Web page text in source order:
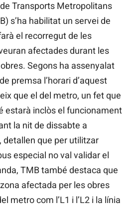
Transports Metropolitans
s’ha habilitat un servei de
el recorregut de les
afectades durant les
Segons ha assenyalat
premsa l’horari d’aquest
que el del metro, un fet que
estarà inclòs el funcionament
la nit de dissabte a
detallen que per utilitzar
especial no val validar el
TMB també destaca que
afectada per les obres
metro com l’L1 i l’L2 i la línia